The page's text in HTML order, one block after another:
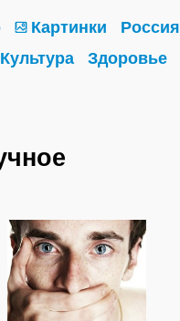
Картинки Россия
Культура Здоровье